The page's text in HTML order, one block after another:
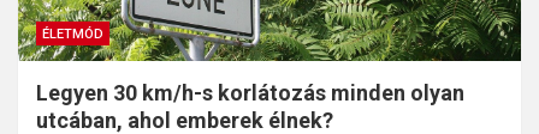
ÉLETMÓD
Legyen 30 km/h-s korlátozás minden olyan
utcában, ahol emberek élnek?